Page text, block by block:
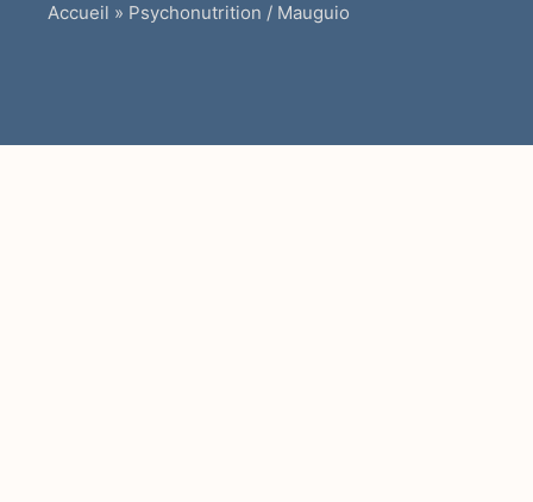
Accueil » Psychonutrition / Mauguio